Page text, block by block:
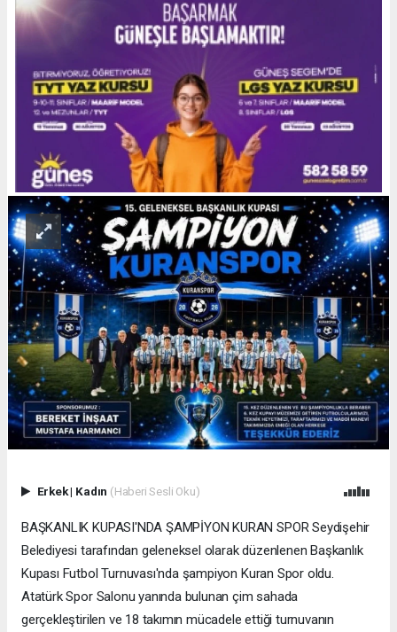
Erkek| Kadın (Haberi Sesli Oku)
BAŞKANLIK KUPASI'NDA ŞAMPİYON KURAN SPOR Seydişehir
Belediyesi tarafından geleneksel olarak düzenlenen Başkanlık
Kupası Futbol Turnuvası'nda şampiyon Kuran Spor oldu.
Atatürk Spor Salonu yanında bulunan çim sahada
gerçekleştirilen ve 18 takımın mücadele ettiği turnuvanın